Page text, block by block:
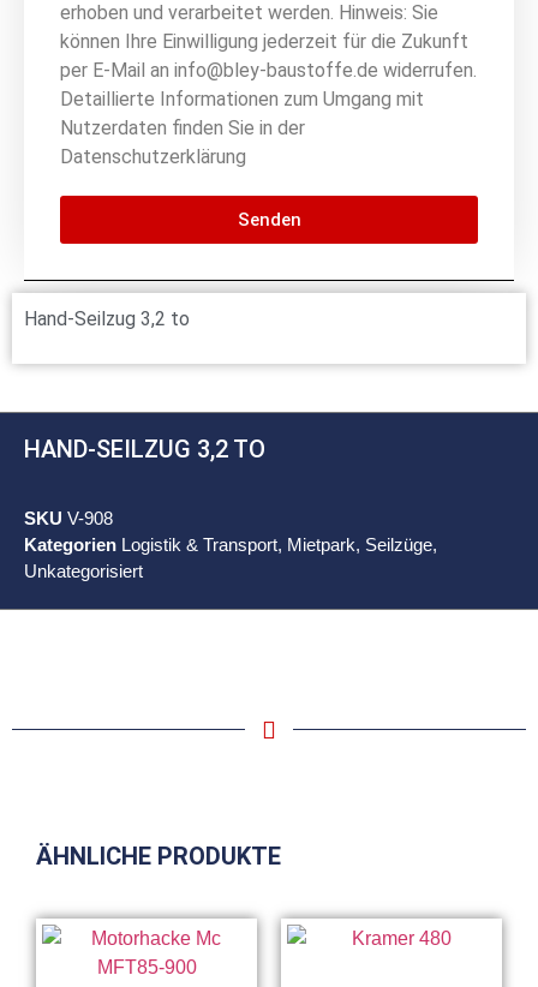
erhoben und verarbeitet werden. Hinweis: Sie
können Ihre Einwilligung jederzeit für die Zukunft
per E-Mail an info@bley-baustoffe.de widerrufen.
Detaillierte Informationen zum Umgang mit
Nutzerdaten finden Sie in der
Datenschutzerklärung
Senden
Hand-Seilzug 3,2 to
HAND-SEILZUG 3,2 TO
SKU V-908
Kategorien Logistik & Transport, Mietpark, Seilzüge,
Unkategorisiert
ÄHNLICHE PRODUKTE